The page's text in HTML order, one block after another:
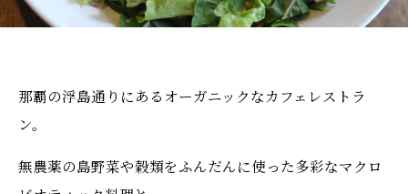
那覇の浮島通りにあるオーガニックなカフェレストラ
ン。
無農薬の島野菜や穀類をふんだんに使った多彩なマクロ